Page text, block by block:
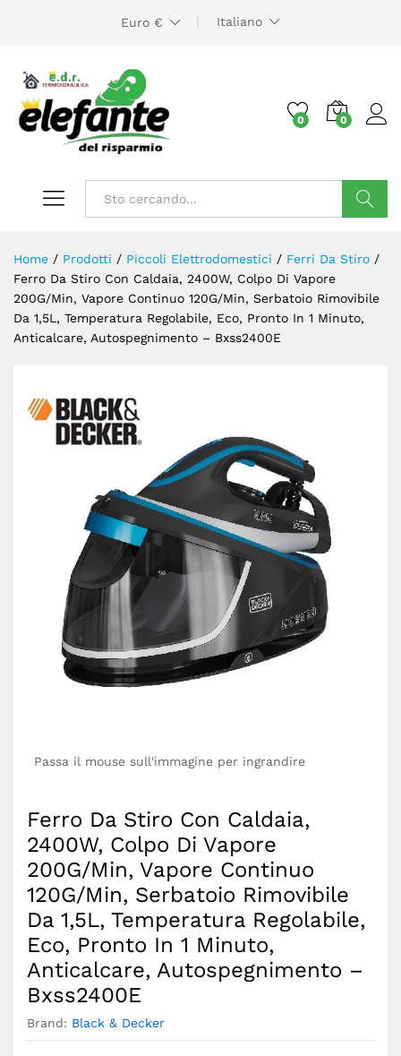
Euro € Italiano
0 0
Home / Prodotti / Piccoli Elettrodomestici / Ferri Da Stiro /
Ferro Da Stiro Con Caldaia, 2400W, Colpo Di Vapore
200G/Min, Vapore Continuo 120G/Min, Serbatoio Rimovibile
Da 1,5L, Temperatura Regolabile, Eco, Pronto In 1 Minuto,
Anticalcare, Autospegnimento – Bxss2400E
Passa il mouse sull'immagine per ingrandire
Ferro Da Stiro Con Caldaia,
2400W, Colpo Di Vapore
200G/Min, Vapore Continuo
120G/Min, Serbatoio Rimovibile
Da 1,5L, Temperatura Regolabile,
Eco, Pronto In 1 Minuto,
Anticalcare, Autospegnimento –
Bxss2400E
Brand: Black & Decker